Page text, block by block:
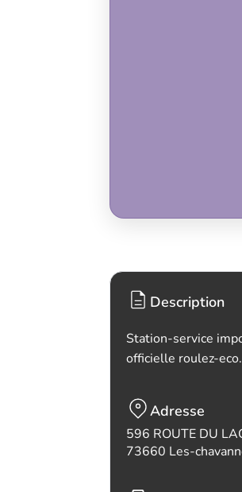
Description
Station-service
officielle roulez-eco.
Adresse
596 ROUTE DU
73660 Les-